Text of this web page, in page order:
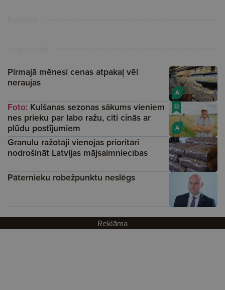
A
Pirmajā mēnesī cenas atpakaļ vēl
neraujas
A
Foto: Kulšanas sezonas sākums vieniem
nes prieku par labo ražu, citi cīnās ar
plūdu postījumiem
Granulu ražotāji vienojas prioritāri
nodrošināt Latvijas mājsaimniecības
Pāternieku robežpunktu neslēgs
Reklāma